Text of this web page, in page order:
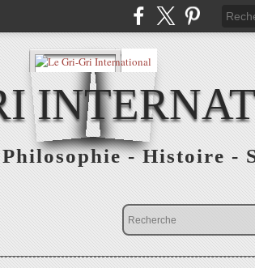
- Histoire -